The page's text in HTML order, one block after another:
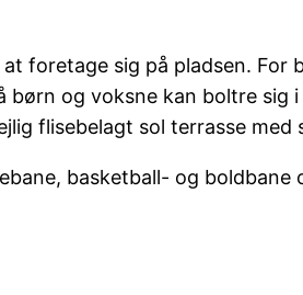
foretage sig på pladsen. For
børn og voksne kan boltre sig i
flisebelagt sol terrasse med
basketball- og boldbane